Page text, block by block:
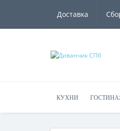
Доставка
КУХНИ